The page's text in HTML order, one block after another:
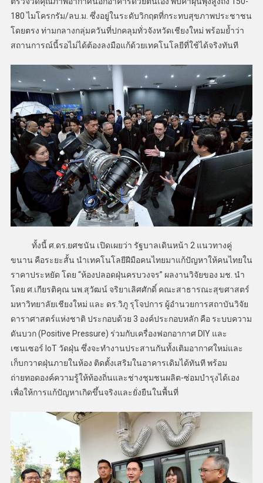
180 ไมโครกรัม/ลบ.ม. ซึ่งอยู่ในระดับวิกฤตที่กระทบสุขภาพประชาชน
โดยตรง ท่ามกลางกลุ่มควันที่ปกคลุมทั่วจังหวัดเชียงใหม่ พร้อมย้ำว่า
สถานการณ์นี้รอไม่ได้ต้องลงมือแก้ด้วยเทคโนโลยีที่ใช้ได้จริงทันที
ทั้งนี้ ศ.ดร.ยศชนัน เปิดเผยว่า รัฐบาลเดินหน้า 2 แนวทางคู่
ขนาน คือระยะสั้น นำเทคโนโลยีฝีมือคนไทยมาแก้ปัญหาให้คนไทยใน
ราคาประหยัด โดย “ห้องปลอดฝุ่นครบวงจร” ผลงานวิจัยของ มช. นำ
โดย ศ.เกียรติคุณ นพ.สุวัฒน์ จริยาเลิศศักดิ์ คณะสาธารณะสุขศาสตร์
มหาวิทยาลัยเชียงใหม่ และ ดร.วิภู รุโจปการ ผู้อำนวยการสถาบันวิจัย
ดาราศาสตร์แห่งชาติ ประกอบด้วย 3 องค์ประกอบหลัก คือ ระบบความ
ดันบวก (Positive Pressure) ร่วมกับเครื่องฟอกอากาศ DIY และ
เซนเซอร์ IoT วัดฝุ่น ซึ่งจะทำงานประสานกันทั้งเติมอากาศใหม่และ
เก็บกวาดฝุ่นภายในห้อง ติดตั้งเสริมในอาคารเดิมได้ทันที พร้อม
ถ่ายทอดองค์ความรู้ให้ท้องถิ่นและช่างชุมชนผลิต-ซ่อมบำรุงได้เอง
เพื่อให้การแก้ปัญหาเกิดขึ้นจริงและยั่งยืนในพื้นที่